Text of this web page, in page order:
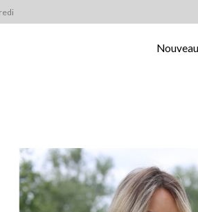
slideshow Items